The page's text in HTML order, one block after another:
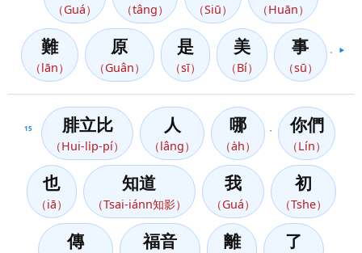
（Guá） （tâng） （Siū） （Huān）
難
（lān）
原
（Guân）
是
（sī）
美
（Bí）
事
（sū）
▶️
15 腓立比
（Hui-li̍p-pí）
人
（lâng）
哪
（a̍h）
你們
（Lín）
也
（iā）
知道
（Tsai-iánn知影）
我
（Guá）
初
（Tshe）
傳 福音 離 了